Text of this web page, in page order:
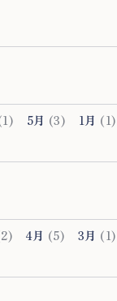
5月 (3) 1月 (1)
4月 (5) 3月 (1)